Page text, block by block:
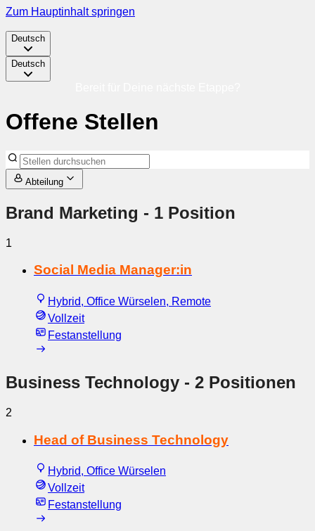
Zum Hauptinhalt springen
Deutsch
Deutsch
Offene Stellen
Abteilung
Brand Marketing - 1 Position
1
Social Media Manager:in
Hybrid, Office Würselen, Remote
Vollzeit
Festanstellung
Business Technology - 2 Positionen
2
Head of Business Technology
Hybrid, Office Würselen
Vollzeit
Festanstellung